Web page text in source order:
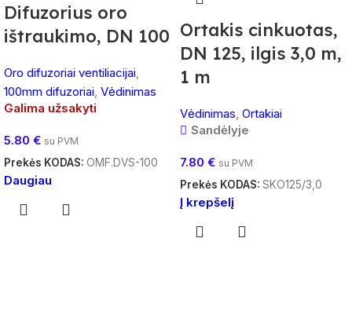
Difuzorius oro
ištraukimo, DN 100
Oro difuzoriai ventiliacijai,
100mm difuzoriai, Vėdinimas
Galima užsakyti
5.80 € su PVM
Prekės KODAS: OMF.DVS-100
Daugiau
Ortakis cinkuotas,
DN 125, ilgis 3,0 m,
1 m
Vėdinimas, Ortakiai
Sandėlyje
7.80 € su PVM
Prekės KODAS: SKO125/3,0
Į krepšelį